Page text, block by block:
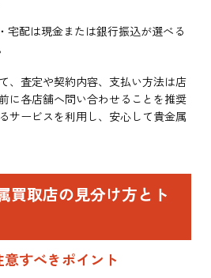
宅配は現金または銀行振込が選べる
、査定や契約内容、支払い方法は店
に各店舗へ問い合わせることを推奨
サービスを利用し、安心して貴金属
買取店の見分け方とト
すべきポイント